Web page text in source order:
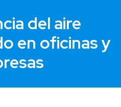
del aire
en oficinas y